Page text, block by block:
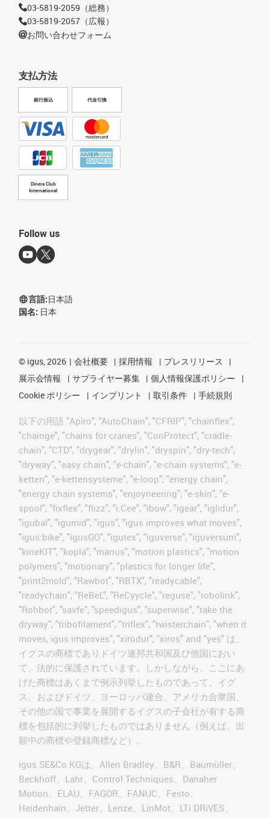
支払方法
銀行振込 代金引換
Diners Club
International
03-5819-2059（総務）
03-5819-2057（広報）
お問い合わせフォーム
Follow us
言語:日本語
国名: 日本
© igus, 2026 会社概要 採用情報
プレスリリース
展示会情報
サプライヤー募集
個人情報保護ポリシー
Cookie ポリシー
インプリント 取引条件 手続規則
以下の用語 "Apiro", "AutoChain", "CFRIP", "chainflex",
"chainge", "chains for cranes", "ConProtect", "cradle-
chain", "CTD", "drygear", "drylin", "dryspin", "dry-tech",
"dryway", "easy chain", "e-chain", "e-chain systems", "e-
ketten", "e-kettensysteme", "e-loop", "energy chain",
"energy chain systems", "enjoyneering", "e-skin", "e-
spool", "fixflex", "flizz", "i.Cee", "ibow", "igear", "iglidur",
"igubal", "igumid", "igus", "igus improves what moves",
"igus:bike", "igusGO", "igutex", "iguverse", "iguversum",
"kineKIT", "kopla", "manus", "motion plastics", "motion
polymers", "motionary", "plastics for longer life",
"print2mold", "Rawbot", "RBTX", "readycable",
"readychain", "ReBeL", "ReCyycle", "reguse", "robolink",
"Rohbot", "savfe", "speedigus", "superwise", "take the
dryway", "tribofilament", "triflex", "twisterchain", "when it
moves, igus improves", "xirodur", "xiros" and "yes" は、
イグスの商標でありドイツ連邦共和国及び他国におい
て、法的に保護されています。しかしながら、ここにあ
げた商標はあくまで例示列挙したものであって、イグ
ス、およびドイツ、ヨーロッパ連合、アメリカ合衆国、
その他の国で事業を展開するイグスの子会社が有する商
標を包括的に列挙したものではありません（例えば、出
願中の商標や登録商標など）。
igus SE&Co.KGは、Allen Bradley、B&R、Baumüller、
Beckhoff、Lahr、Control Techniques、Danaher
Motion、ELAU、FAGOR、FANUC、Festo、
Heidenhain、Jetter、Lenze、LinMot、LTi DRiVES、